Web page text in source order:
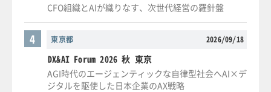
CFO組織とAIが織りなす、次世代経営の羅針盤
東京都 2026/09/18
4
DX&AI Forum 2026 秋 東京
AGI時代のエージェンティックな自律型社会へAI×デ
ジタルを駆使した日本企業のAX戦略